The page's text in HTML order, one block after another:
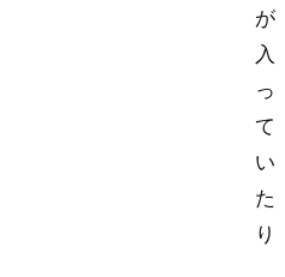
が
入
っ
て
い
た
り